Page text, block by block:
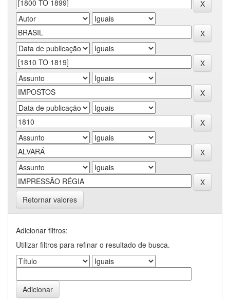
Retornar valores
Adicionar filtros:
Utilizar filtros para refinar o resultado de busca.